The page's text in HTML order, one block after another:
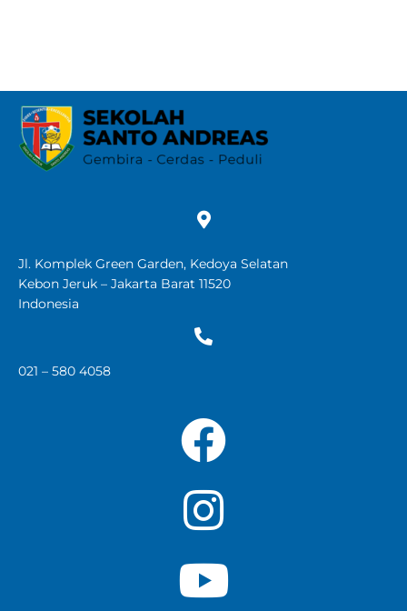
Jl. Komplek Green Garden, Kedoya Selatan
Kebon Jeruk – Jakarta Barat 11520
Indonesia
021 – 580 4058